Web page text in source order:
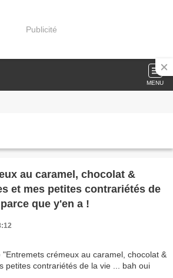
Publicité
MENU
au caramel, chocolat &
et mes petites contrariétés de
que y'en a !